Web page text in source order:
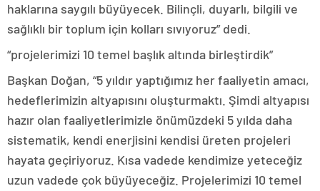
haklarına saygılı büyüyecek. Bilinçli, duyarlı, bilgili ve
sağlıklı bir toplum için kolları sıvıyoruz” dedi.
“projelerimizi 10 temel başlık altında birleştirdik”
Başkan Doğan, “5 yıldır yaptığımız her faaliyetin amacı,
hedeflerimizin altyapısını oluşturmaktı. Şimdi altyapısı
hazır olan faaliyetlerimizle önümüzdeki 5 yılda daha
sistematik, kendi enerjisini kendisi üreten projeleri
hayata geçiriyoruz. Kısa vadede kendimize yeteceğiz
uzun vadede çok büyüyeceğiz. Projelerimizi 10 temel